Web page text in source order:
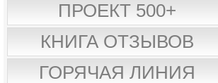
ПРОЕКТ 500+
КНИГА ОТЗЫВОВ
ГОРЯЧАЯ ЛИНИЯ